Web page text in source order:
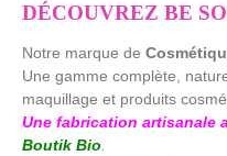
DÉCOUVREZ BE
Notre marque de
Une gamme complète,
maquillage et produits
Une fabrication artisanale
Boutik Bio